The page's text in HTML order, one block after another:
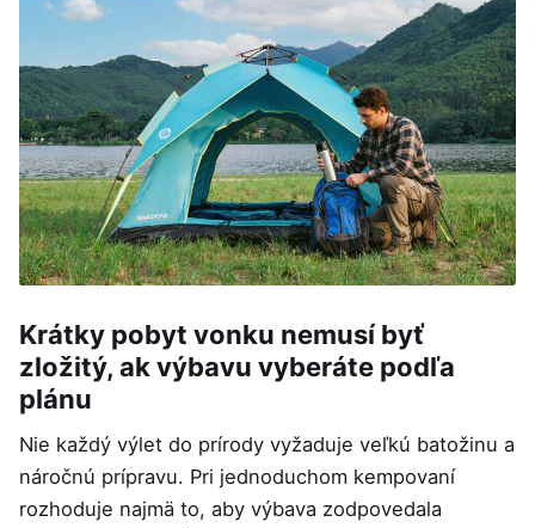
Krátky pobyt vonku nemusí byť
zložitý, ak výbavu vyberáte podľa
plánu
Nie každý výlet do prírody vyžaduje veľkú batožinu a
náročnú prípravu. Pri jednoduchom kempovaní
rozhoduje najmä to, aby výbava zodpovedala